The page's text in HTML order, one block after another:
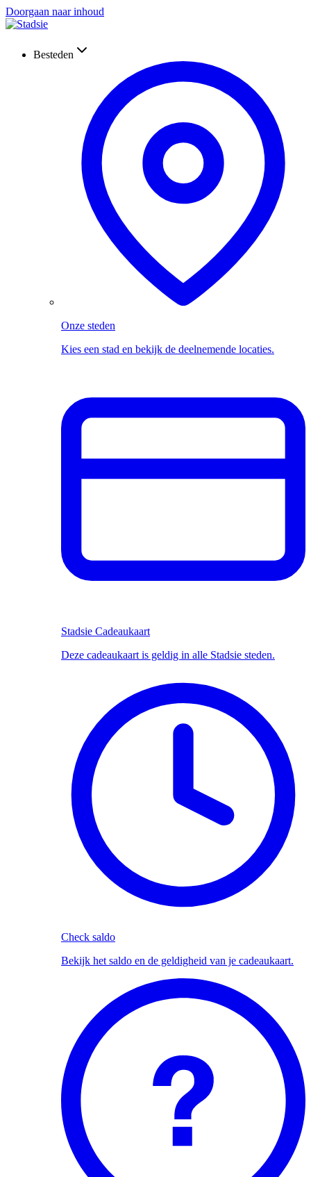
Doorgaan naar inhoud
Besteden
Onze steden
Kies een stad en bekijk de deelnemende locaties.
Stadsie Cadeaukaart
Deze cadeaukaart is geldig in alle Stadsie steden.
Check saldo
Bekijk het saldo en de geldigheid van je cadeaukaart.